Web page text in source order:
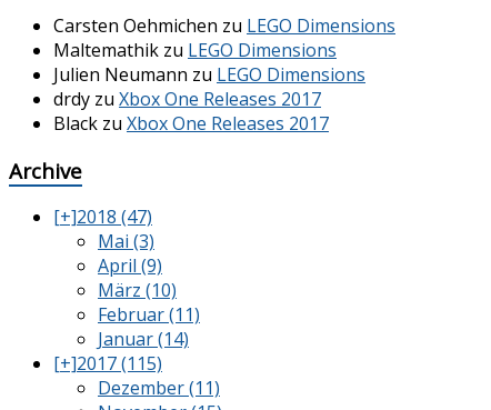
Carsten Oehmichen zu LEGO Dimensions
Maltemathik zu LEGO Dimensions
Julien Neumann zu LEGO Dimensions
drdy zu Xbox One Releases 2017
Black zu Xbox One Releases 2017
Archive
[+]2018 (47)
Mai (3)
April (9)
März (10)
Februar (11)
Januar (14)
[+]2017 (115)
Dezember (11)